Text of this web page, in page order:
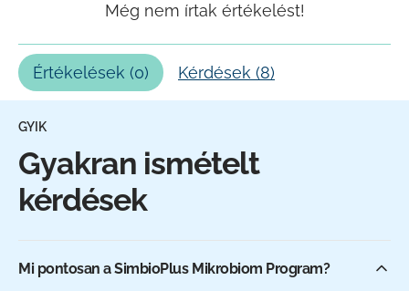
Még nem írtak értékelést!
Értékelések (0) Kérdések (8)
GYIK
Gyakran ismételt
kérdések
Mi pontosan a SimbioPlus Mikrobiom Program?